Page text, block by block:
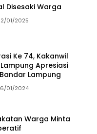
Disesaki Warga
01/2025
Ke 74, Kakanwil
Apresiasi
Lampung
01/2024
Warga Minta